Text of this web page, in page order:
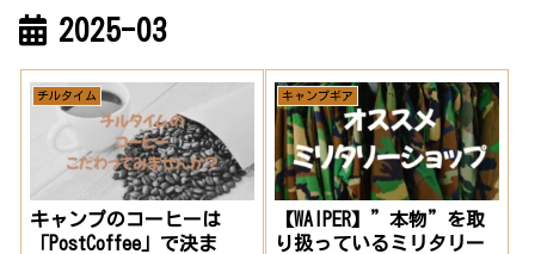
2025-03
チルタイム
キャンプのコーヒーは
「PostCoffee」で決ま
キャンプギア
【WAIPER】”本物”を取
り扱っているミリタリー